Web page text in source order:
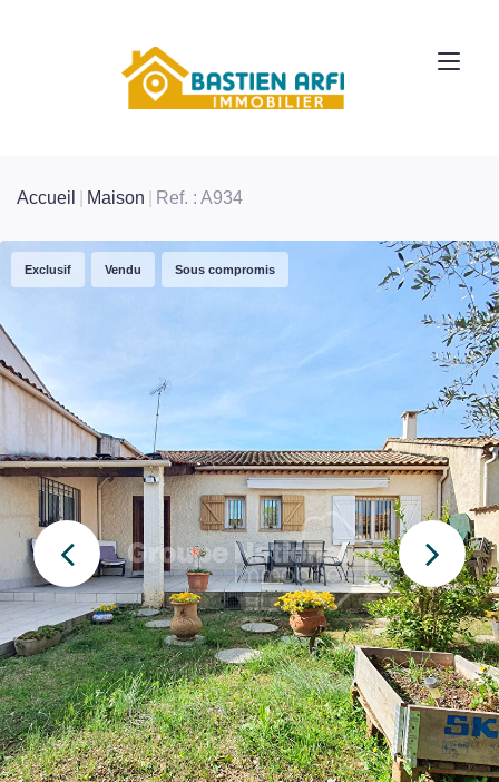
Accueil Maison Ref. : A934
Exclusif Vendu Sous compromis